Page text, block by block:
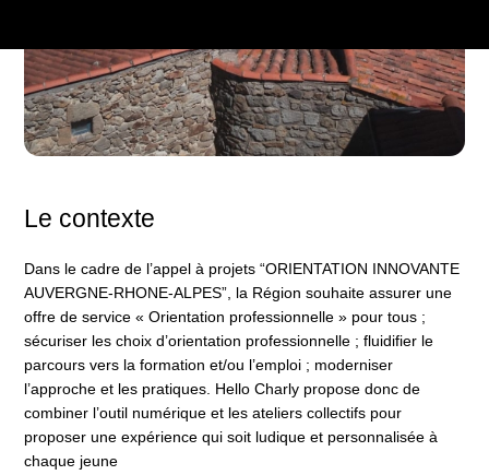
Le contexte
Dans le cadre de l’appel à projets “ORIENTATION INNOVANTE
AUVERGNE-RHONE-ALPES”, la Région souhaite assurer une
offre de service « Orientation professionnelle » pour tous ;
sécuriser les choix d’orientation professionnelle ; fluidifier le
parcours vers la formation et/ou l’emploi ; moderniser
l’approche et les pratiques. Hello Charly propose donc de
combiner l’outil numérique et les ateliers collectifs pour
proposer une expérience qui soit ludique et personnalisée à
chaque jeune